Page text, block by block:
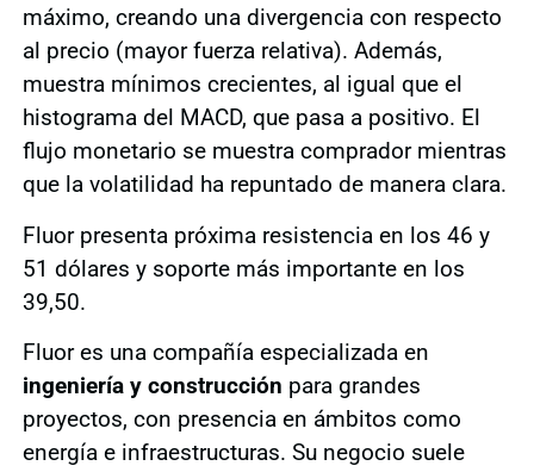
máximo, creando una divergencia con respecto
al precio (mayor fuerza relativa). Además,
muestra mínimos crecientes, al igual que el
histograma del MACD, que pasa a positivo. El
flujo monetario se muestra comprador mientras
que la volatilidad ha repuntado de manera clara.
Fluor presenta próxima resistencia en los 46 y
51 dólares y soporte más importante en los
39,50.
Fluor es una compañía especializada en
ingeniería y construcción para grandes
proyectos, con presencia en ámbitos como
energía e infraestructuras. Su negocio suele